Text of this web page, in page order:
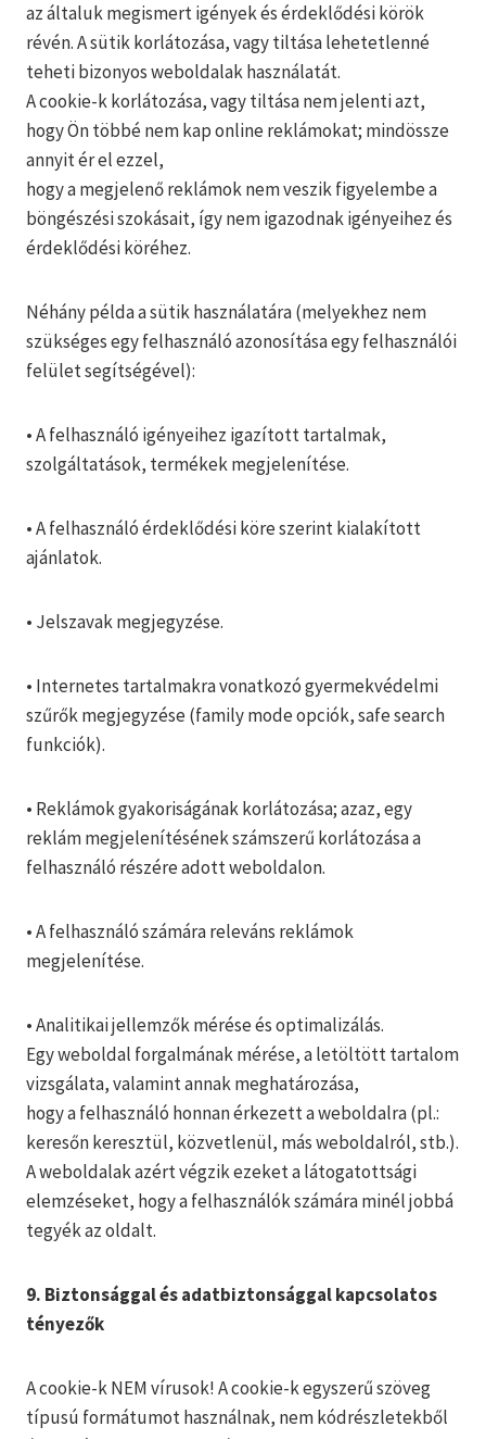
az általuk megismert igények és érdeklődési körök
révén. A sütik korlátozása, vagy tiltása lehetetlenné
teheti bizonyos weboldalak használatát.
A cookie-k korlátozása, vagy tiltása nem jelenti azt,
hogy Ön többé nem kap online reklámokat; mindössze
annyit ér el ezzel,
hogy a megjelenő reklámok nem veszik figyelembe a
böngészési szokásait, így nem igazodnak igényeihez és
érdeklődési köréhez.
Néhány példa a sütik használatára (melyekhez nem
szükséges egy felhasználó azonosítása egy felhasználói
felület segítségével):
• A felhasználó igényeihez igazított tartalmak,
szolgáltatások, termékek megjelenítése.
• A felhasználó érdeklődési köre szerint kialakított
ajánlatok.
• Jelszavak megjegyzése.
• Internetes tartalmakra vonatkozó gyermekvédelmi
szűrők megjegyzése (family mode opciók, safe search
funkciók).
• Reklámok gyakoriságának korlátozása; azaz, egy
reklám megjelenítésének számszerű korlátozása a
felhasználó részére adott weboldalon.
• A felhasználó számára releváns reklámok
megjelenítése.
• Analitikai jellemzők mérése és optimalizálás.
Egy weboldal forgalmának mérése, a letöltött tartalom
vizsgálata, valamint annak meghatározása,
hogy a felhasználó honnan érkezett a weboldalra (pl.:
keresőn keresztül, közvetlenül, más weboldalról, stb.).
A weboldalak azért végzik ezeket a látogatottsági
elemzéseket, hogy a felhasználók számára minél jobbá
tegyék az oldalt.
9. Biztonsággal és adatbiztonsággal kapcsolatos
tényezők
A cookie-k NEM vírusok! A cookie-k egyszerű szöveg
típusú formátumot használnak, nem kódrészletekből